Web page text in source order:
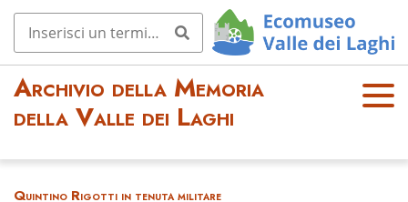
Archivio della Memoria
della Valle dei Laghi
OPE
Quintino Rigotti in tenuta militare